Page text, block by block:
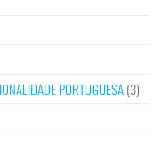
PORTUGUESA(3)